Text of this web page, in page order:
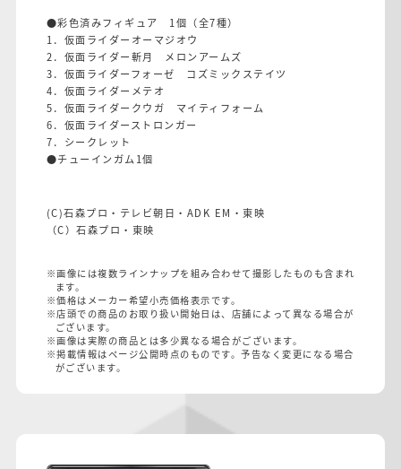
●彩色済みフィギュア 1個（全7種）
1．仮面ライダーオーマジオウ
2．仮面ライダー斬月 メロンアームズ
3．仮面ライダーフォーゼ コズミックステイツ
4．仮面ライダーメテオ
5．仮面ライダークウガ マイティフォーム
6．仮面ライダーストロンガー
7．シークレット
●チューインガム1個
(C)石森プロ・テレビ朝日・ADK EM・東映
（C）石森プロ・東映
※画像には複数ラインナップを組み合わせて撮影したものも含まれ
ます。
※価格はメーカー希望小売価格表示です。
※店頭での商品のお取り扱い開始日は、店舗によって異なる場合が
ございます。
※画像は実際の商品とは多少異なる場合がございます。
※掲載情報はページ公開時点のものです。予告なく変更になる場合
がございます。